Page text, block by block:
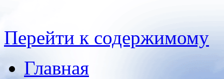
Перейти к содержимому
Главная